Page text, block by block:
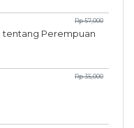
Rp 57,000
tentang Perempuan
Rp 35,000